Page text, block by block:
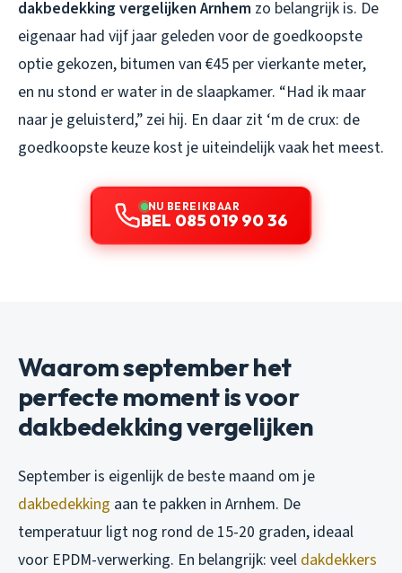
dakbedekking vergelijken Arnhem zo belangrijk is. De
eigenaar had vijf jaar geleden voor de goedkoopste
optie gekozen, bitumen van €45 per vierkante meter,
en nu stond er water in de slaapkamer. “Had ik maar
naar je geluisterd,” zei hij. En daar zit ‘m de crux: de
goedkoopste keuze kost je uiteindelijk vaak het meest.
NU BEREIKBAAR
BEL 085 019 90 36
Waarom september het
perfecte moment is voor
dakbedekking vergelijken
September is eigenlijk de beste maand om je
dakbedekking aan te pakken in Arnhem. De
temperatuur ligt nog rond de 15-20 graden, ideaal
voor EPDM-verwerking. En belangrijk: veel dakdekkers